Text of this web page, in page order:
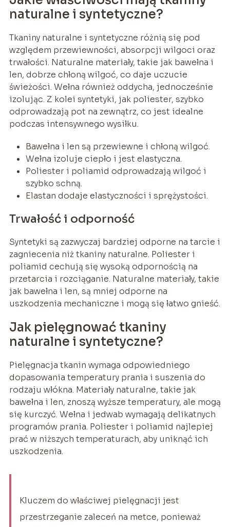
naturalne i syntetyczne?
Tkaniny naturalne i syntetyczne różnią się pod
względem przewiewności, absorpcji wilgoci oraz
trwałości. Naturalne materiały, takie jak bawełna i
len, dobrze chłoną wilgoć, co daje uczucie
świeżości. Wełna również oddycha, jednocześnie
izolując. Z kolei syntetyki, jak poliester, szybko
odprowadzają pot na zewnątrz, co jest idealne
podczas intensywnego wysiłku.
Bawełna i len są przewiewne i chłoną wilgoć.
Wełna izoluje ciepło i jest elastyczna.
Poliester i poliamid odprowadzają wilgoć i
szybko schną.
Elastan dodaje elastyczności i sprężystości.
Trwałość i odporność
Syntetyki są zazwyczaj bardziej odporne na tarcie i
zagniecenia niż tkaniny naturalne. Poliester i
poliamid cechują się wysoką odpornością na
przetarcia i rozciąganie. Naturalne materiały, takie
jak bawełna i len, są mniej odporne na
uszkodzenia mechaniczne i mogą się łatwo gnieść.
Jak pielęgnować tkaniny
naturalne i syntetyczne?
Pielęgnacja tkanin wymaga odpowiedniego
dopasowania temperatury prania i suszenia do
rodzaju włókna. Materiały naturalne, takie jak
bawełna i len, znoszą wyższe temperatury, ale mogą
się kurczyć. Wełna i jedwab wymagają delikatnych
programów prania. Poliester i poliamid najlepiej
prać w niższych temperaturach, aby uniknąć ich
uszkodzenia.
Kluczem do właściwej pielęgnacji jest
przestrzeganie zaleceń na metce, ponieważ